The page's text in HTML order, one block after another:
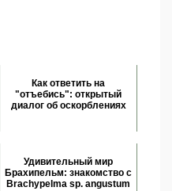
Как ответить на
"отъебись": открытый
диалог об оскорблениях
Удивительный мир
Брахипельм: знакомство с
Brachypelma sp. angustum